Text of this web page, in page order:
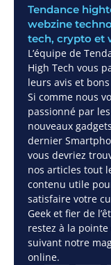
Tendance
webzine
tech, crypto et
L’équipe de
High Tech vous
leurs avis et
Si comme nous
passionné par les
nouveaux
dernier
vous devriez
nos articles tout
contenu utile
satisfaire votre
Geek et fier de
restez à la pointe
suivant notre
online.